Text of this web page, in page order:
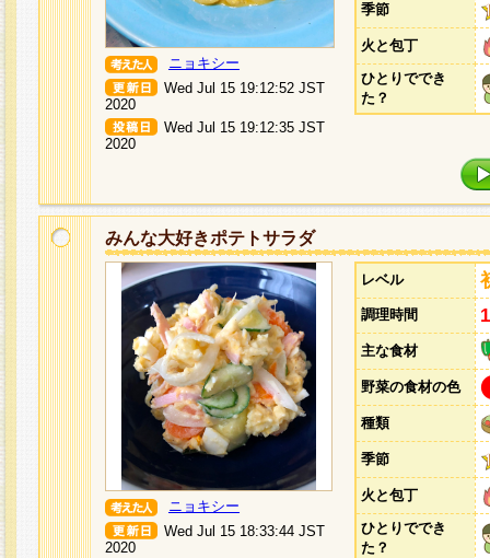
ニョキシー
Wed Jul 15 19:12:52 JST
2020
Wed Jul 15 19:12:35 JST
2020
季節
火と包丁
ひとりででき
た？
みんな大好きポテトサラダ
ニョキシー
Wed Jul 15 18:33:44 JST
2020
レベル
調理時間
主な食材
野菜の食材の色
種類
季節
火と包丁
ひとりででき
た？